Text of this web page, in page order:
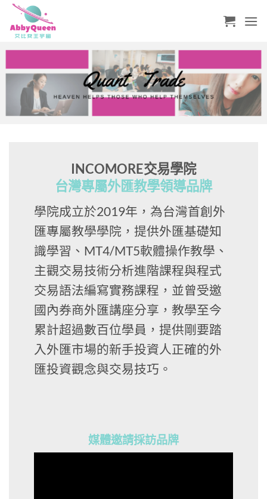
Skip
content
INCOMORE交易學院
台灣專屬外匯教學領導品牌
學院成立於2019年，為台灣首創外
匯專屬教學學院，提供外匯基礎知
識學習、MT4/MT5軟體操作教學、
主觀交易技術分析進階課程與程式
交易語法編寫實務課程，並曾受邀
國內券商外匯講座分享，教學至今
累計超過數百位學員，提供剛要踏
入外匯市場的新手投資人正確的外
匯投資觀念與交易技巧。
媒體邀請採訪品牌